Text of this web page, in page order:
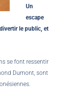
Un
escape
le public, et
se font ressentir
Dumont, sont